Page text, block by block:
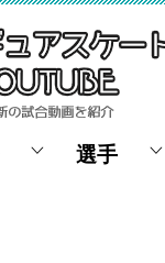
選手